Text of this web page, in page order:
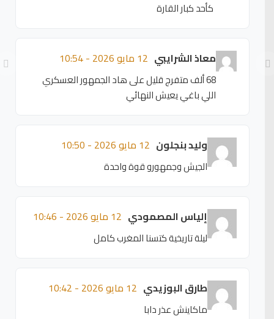
كأحد كبار القارة
معاذ الشرايبي 12 مايو 2026 - 10:54
68 ألف متفرج قليل على هاد الجمهور العسكري
اللي باغي يعيش النهائي
وليد بنجلون 12 مايو 2026 - 10:50
الجيش وجمهورو قوة واحدة
إلياس المصمودي 12 مايو 2026 - 10:46
ليلة تاريخية كتسنا المغرب كامل
طارق البوزيدي 12 مايو 2026 - 10:42
ماكاينش عذر دابا